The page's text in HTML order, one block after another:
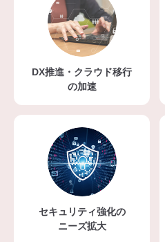
DX推進・クラウド移行
の加速
セキュリティ強化の
ニーズ拡大